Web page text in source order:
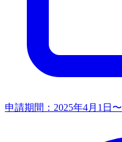
申請期間： 2025年4月1日〜